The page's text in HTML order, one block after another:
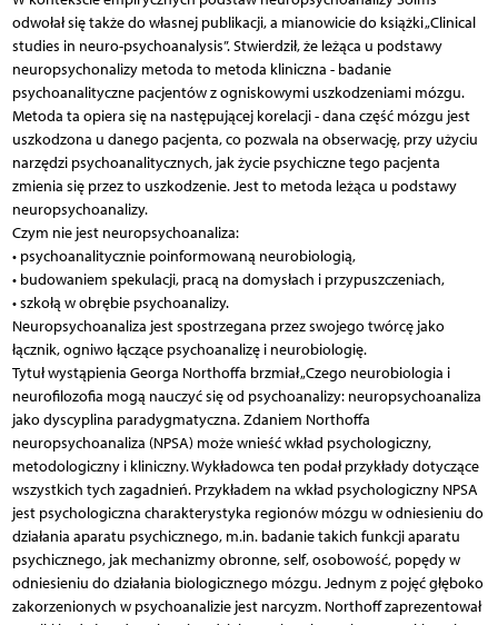
odwołał się także do własnej publikacji, a mianowicie do książki „Clinical
studies in neuro-psychoanalysis”. Stwierdził, że leżąca u podstawy
neuropsychonalizy metoda to metoda kliniczna - badanie
psychoanalityczne pacjentów z ogniskowymi uszkodzeniami mózgu.
Metoda ta opiera się na następującej korelacji - dana część mózgu jest
uszkodzona u danego pacjenta, co pozwala na obserwację, przy użyciu
narzędzi psychoanalitycznych, jak życie psychiczne tego pacjenta
zmienia się przez to uszkodzenie. Jest to metoda leżąca u podstawy
neuropsychoanalizy.
Czym nie jest neuropsychoanaliza:
• psychoanalitycznie poinformowaną neurobiologią,
• budowaniem spekulacji, pracą na domysłach i przypuszczeniach,
• szkołą w obrębie psychoanalizy.
Neuropsychoanaliza jest spostrzegana przez swojego twórcę jako
łącznik, ogniwo łączące psychoanalizę i neurobiologię.
Tytuł wystąpienia Georga Northoffa brzmiał „Czego neurobiologia i
neurofilozofia mogą nauczyć się od psychoanalizy: neuropsychoanaliza
jako dyscyplina paradygmatyczna. Zdaniem Northoffa
neuropsychoanaliza (NPSA) może wnieść wkład psychologiczny,
metodologiczny i kliniczny. Wykładowca ten podał przykłady dotyczące
wszystkich tych zagadnień. Przykładem na wkład psychologiczny NPSA
jest psychologiczna charakterystyka regionów mózgu w odniesieniu do
działania aparatu psychicznego, m.in. badanie takich funkcji aparatu
psychicznego, jak mechanizmy obronne, self, osobowość, popędy w
odniesieniu do działania biologicznego mózgu. Jednym z pojęć głęboko
zakorzenionych w psychoanalizie jest narcyzm. Northoff zaprezentował